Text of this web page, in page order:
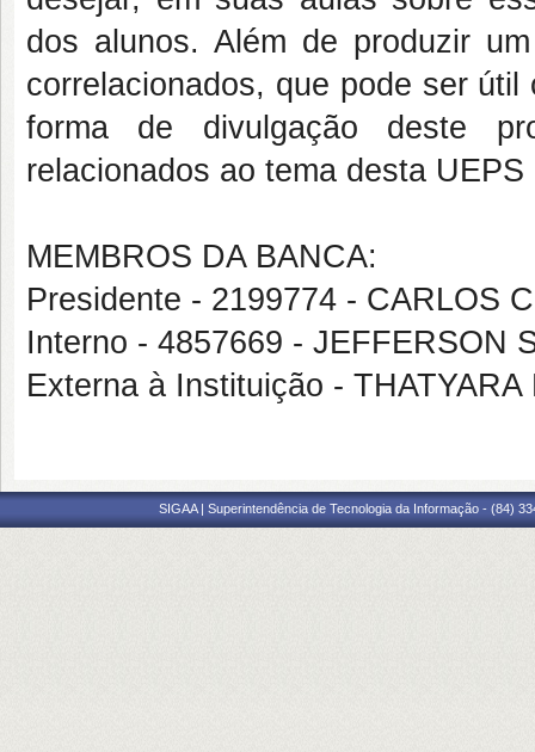
dos alunos. Além de produzir
correlacionados, que pode ser
forma de divulgação deste
relacionados ao tema desta
MEMBROS DA BANCA:
Presidente - 2199774 - CARLOS
Interno - 4857669 - JEFFERSON
Externa à Instituição -
SIGAA | Superintendência de Tecnologia da Informação - (84)